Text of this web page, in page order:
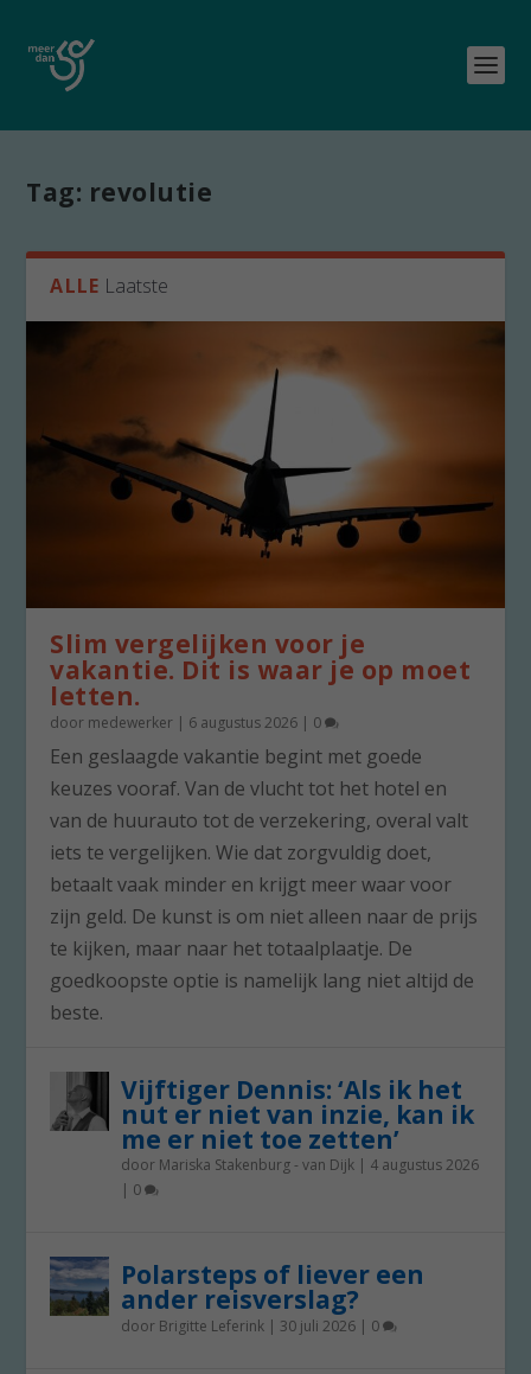
Tag: revolutie
ALLE Laatste
Slim vergelijken voor je
vakantie. Dit is waar je op moet
letten.
door medewerker | 6 augustus 2026 | 0
Een geslaagde vakantie begint met goede
keuzes vooraf. Van de vlucht tot het hotel en
van de huurauto tot de verzekering, overal valt
iets te vergelijken. Wie dat zorgvuldig doet,
betaalt vaak minder en krijgt meer waar voor
zijn geld. De kunst is om niet alleen naar de prijs
te kijken, maar naar het totaalplaatje. De
goedkoopste optie is namelijk lang niet altijd de
beste.
Vijftiger Dennis: ‘Als ik het
nut er niet van inzie, kan ik
me er niet toe zetten’
door Mariska Stakenburg - van Dijk | 4 augustus 2026
| 0
Polarsteps of liever een
ander reisverslag?
door Brigitte Leferink | 30 juli 2026 | 0